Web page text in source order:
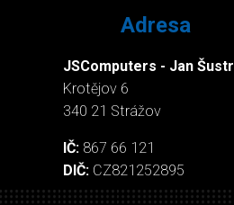
Adresa
JSComputers - Jan Šustr
Krotějov 6
340 21 Strážov
IČ: 867 66 121
DIČ: CZ821252895